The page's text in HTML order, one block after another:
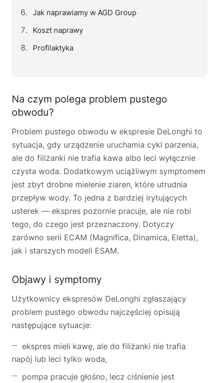
Jak naprawiamy w AGD Group
Koszt naprawy
Profilaktyka
Na czym polega problem pustego
obwodu?
Problem pustego obwodu w ekspresie DeLonghi to
sytuacja, gdy urządzenie uruchamia cykl parzenia,
ale do filiżanki nie trafia kawa albo leci wyłącznie
czysta woda. Dodatkowym uciążliwym symptomem
jest zbyt drobne mielenie ziaren, które utrudnia
przepływ wody. To jedna z bardziej irytujących
usterek — ekspres pozornie pracuje, ale nie robi
tego, do czego jest przeznaczony. Dotyczy
zarówno serii ECAM (Magnifica, Dinamica, Eletta),
jak i starszych modeli ESAM.
Objawy i symptomy
Użytkownicy ekspresów DeLonghi zgłaszający
problem pustego obwodu najczęściej opisują
następujące sytuacje:
ekspres mieli kawę, ale do filiżanki nie trafia
napój lub leci tylko woda,
pompa pracuje głośno, lecz ciśnienie jest